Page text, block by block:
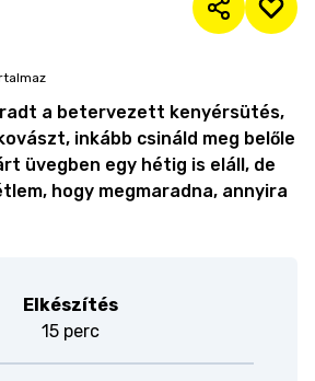
a betervezett kenyérsütés,
inkább csináld meg belőle
üvegben egy hétig is eláll, de
hogy megmaradna, annyira
Elkészítés
15 perc